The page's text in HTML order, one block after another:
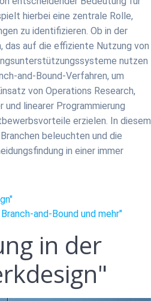
hierbei eine zentrale Rolle,
zu identifizieren. Ob in der
das auf die effiziente Nutzung von
nutzen
and-Bound-Verfahren, um
von Operations Research,
linearer Programmierung
erzielen. In diesem
beleuchten und die
in einer immer
and-Bound und mehr"
in der